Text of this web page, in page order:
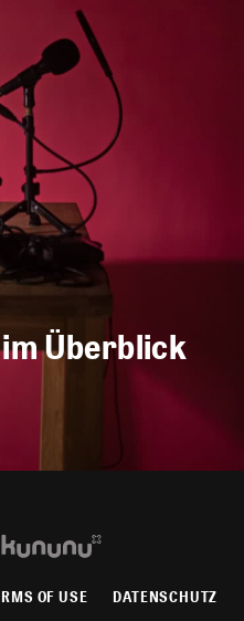
Überblick
OF USE DATENSCHUTZ